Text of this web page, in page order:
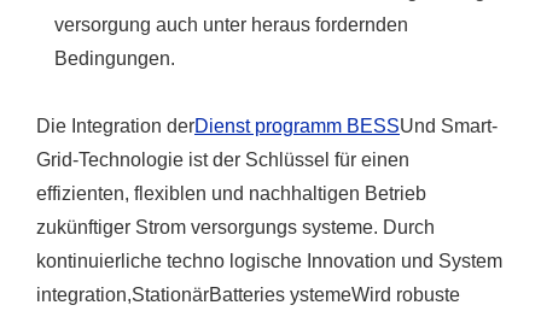
versorgung auch unter heraus fordernden
Bedingungen.
Die Integration derDienst programm BESSUnd Smart-
Grid-Technologie ist der Schlüssel für einen
effizienten, flexiblen und nachhaltigen Betrieb
zukünftiger Strom versorgungs systeme. Durch
kontinuierliche techno logische Innovation und System
integration,StationärBatteries ystemeWird robuste